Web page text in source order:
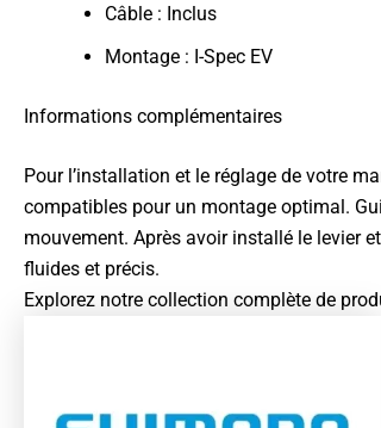
Câble : Inclus
Montage : I-Spec EV
Informations complémentaires
Pour l’installation et le réglage de votre
compatibles pour un montage optimal.
mouvement. Après avoir installé le levier
fluides et précis.
Explorez notre collection complète de